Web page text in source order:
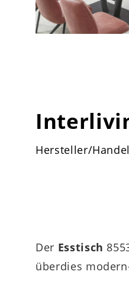
Hersteller/
Der Esstisch
überdies